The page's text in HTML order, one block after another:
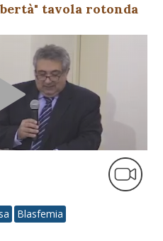
tavola rotonda
Blasfemia